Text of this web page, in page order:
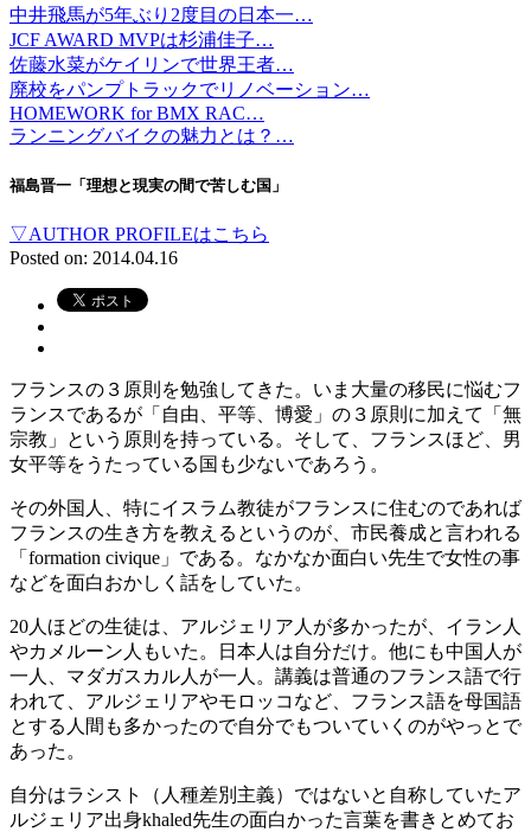
中井飛馬が5年ぶり2度目の日本一…
JCF AWARD MVPは杉浦佳子…
佐藤水菜がケイリンで世界王者…
廃校をパンプトラックでリノベーション…
HOMEWORK for BMX RAC…
ランニングバイクの魅力とは？…
福島晋一「理想と現実の間で苦しむ国」
▽AUTHOR PROFILEはこちら
Posted on: 2014.04.16
フランスの３原則を勉強してきた。いま大量の移民に悩むフ
ランスであるが「自由、平等、博愛」の３原則に加えて「無
宗教」という原則を持っている。そして、フランスほど、男
女平等をうたっている国も少ないであろう。
その外国人、特にイスラム教徒がフランスに住むのであれば
フランスの生き方を教えるというのが、市民養成と言われる
「formation civique」である。なかなか面白い先生で女性の事
などを面白おかしく話をしていた。
20人ほどの生徒は、アルジェリア人が多かったが、イラン人
やカメルーン人もいた。日本人は自分だけ。他にも中国人が
一人、マダガスカル人が一人。講義は普通のフランス語で行
われて、アルジェリアやモロッコなど、フランス語を母国語
とする人間も多かったので自分でもついていくのがやっとで
あった。
自分はラシスト（人種差別主義）ではないと自称していたア
ルジェリア出身khaled先生の面白かった言葉を書きとめてお